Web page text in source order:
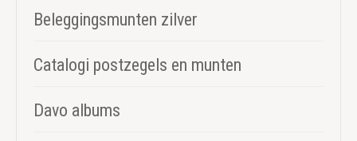
Beleggingsmunten zilver
Catalogi postzegels en munten
Davo albums